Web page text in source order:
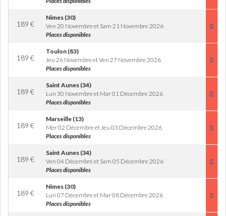
189 €
Nimes (30)
Ven 20 Novembre et Sam 21 Novembre 2026
Places disponibles
189 €
Toulon (83)
Jeu 26 Novembre et Ven 27 Novembre 2026
Places disponibles
189 €
Saint Aunes (34)
Lun 30 Novembre et Mar 01 Décembre 2026
Places disponibles
189 €
Marseille (13)
Mer 02 Décembre et Jeu 03 Décembre 2026
Places disponibles
189 €
Saint Aunes (34)
Ven 04 Décembre et Sam 05 Décembre 2026
Places disponibles
189 €
Nimes (30)
Lun 07 Décembre et Mar 08 Décembre 2026
Places disponibles